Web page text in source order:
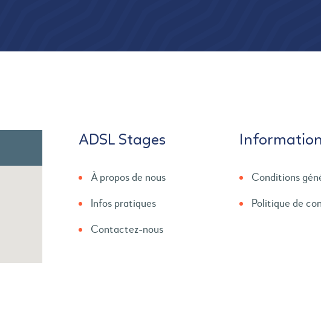
ADSL Stages
À propos de nous
Infos pratiques
Contactez-nous
Conditions
Politique de